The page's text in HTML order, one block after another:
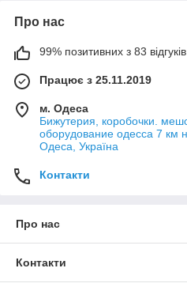
Про нас
99% позитивних з 83 відгуків
Працює з 25.11.2019
м. Одеса
Бижутерия, коробочки.
оборудование одесса 7 км
Одеса, Україна
Контакти
Про нас
Контакти